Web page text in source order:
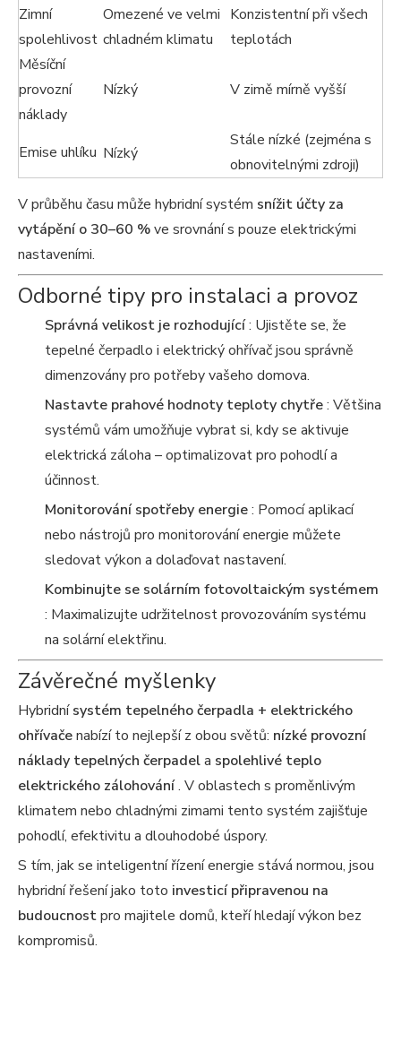
Zimní
spolehlivost
Omezené ve velmi
chladném klimatu
Konzistentní při všech
teplotách
Měsíční
provozní
náklady
Nízký V zimě mírně vyšší
Emise uhlíku Nízký
Stále nízké (zejména s
obnovitelnými zdroji)
V průběhu času může hybridní systém snížit účty za
vytápění o 30–60 %ve srovnání s pouze elektrickými
nastaveními.
Odborné tipy pro instalaci a provoz
Správná velikost je rozhodující: Ujistěte se, že
tepelné čerpadlo i elektrický ohřívač jsou správně
dimenzovány pro potřeby vašeho domova.
Nastavte prahové hodnoty teploty chytře: Většina
systémů vám umožňuje vybrat si, kdy se aktivuje
elektrická záloha – optimalizovat pro pohodlí a
účinnost.
Monitorování spotřeby energie: Pomocí aplikací
nebo nástrojů pro monitorování energie můžete
sledovat výkon a dolaďovat nastavení.
Kombinujte se solárním fotovoltaickým systémem
: Maximalizujte udržitelnost provozováním systému
na solární elektřinu.
Závěrečné myšlenky
Hybridnísystém tepelného čerpadla + elektrického
ohřívačenabízí to nejlepší z obou světů: nízké provozní
náklady tepelných čerpadela spolehlivé teplo
elektrického zálohování. V oblastech s proměnlivým
klimatem nebo chladnými zimami tento systém zajišťuje
pohodlí, efektivitu a dlouhodobé úspory.
S tím, jak se inteligentní řízení energie stává normou, jsou
hybridní řešení jako toto investicí připravenou na
budoucnostpro majitele domů, kteří hledají výkon bez
kompromisů.